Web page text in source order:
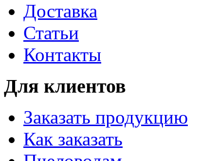
Доставка
Статьи
Контакты
Для клиентов
Заказать продукцию
Как заказать